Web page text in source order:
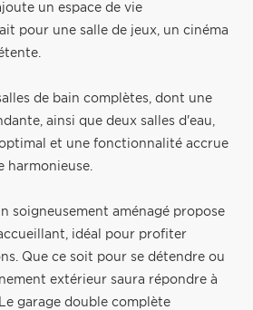
un espace de vie
pour une salle de jeux, un cinéma
de bain complètes, dont une
ainsi que deux salles d'eau,
et une fonctionnalité accrue
harmonieuse.
soigneusement aménagé propose
idéal pour profiter
Que ce soit pour se détendre ou
extérieur saura répondre à
garage double complète